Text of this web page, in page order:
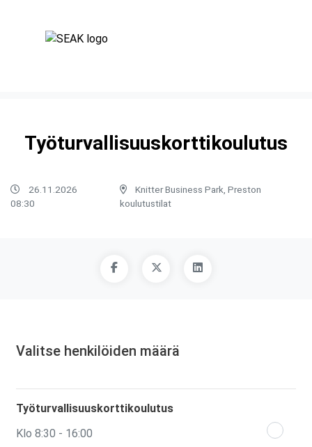
Työturvallisuuskorttikoulutus
26.11.2026
08:30
Knitter Business Park, Preston
koulutustilat
Valitse henkilöiden määrä
Työturvallisuuskorttikoulutus
Klo 8:30 - 16:00